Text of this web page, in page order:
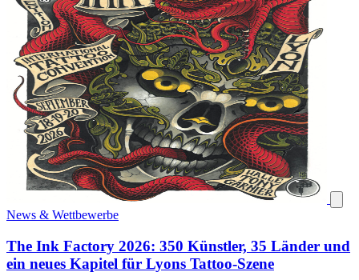
News & Wettbewerbe
The Ink Factory 2026: 350 Künstler, 35 Länder und
ein neues Kapitel für Lyons Tattoo-Szene